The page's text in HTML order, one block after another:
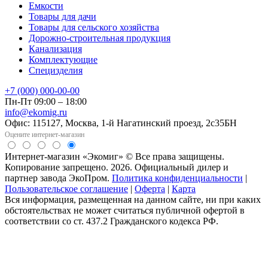
Емкости
Товары для дачи
Товары для сельского хозяйства
Дорожно-строительная продукция
Канализация
Комплектующие
Специзделия
+7 (000) 000-00-00
Пн-Пт 09:00 – 18:00
info@ekomig.ru
Офис: 115127, Москва, 1-й Нагатинский проезд, 2с35БН
Оцените интернет-магазин
Интернет-магазин «Экомиг» © Все права защищены.
Копирование запрещено. 2026. Официальный дилер и
партнер завода ЭкоПром. Политика конфиденциальности |
Пользовательское соглашение | Оферта | Карта
Вся информация, размещенная на данном сайте, ни при каких
обстоятельствах не может считаться публичной офертой в
соответствии со ст. 437.2 Гражданского кодекса РФ.